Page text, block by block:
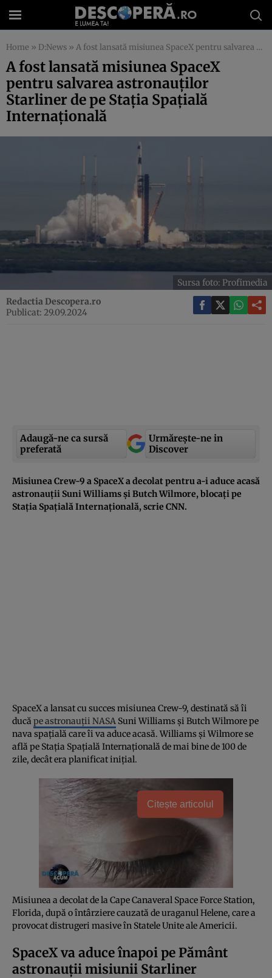
Home » D:News » A fost lansată misiunea SpaceX pentru salvarea astronauților Starliner de pe Stația Spațială Internațională
A fost lansată misiunea SpaceX
pentru salvarea astronauților
Starliner de pe Stația Spațială
Internațională
Sursa foto: Profimedia
Redactia Descopera.ro
Publicat: 29.09.2024
Adaugă-ne ca sursă
preferată
Urmărește-ne in
Discover
Misiunea Crew-9 a SpaceX a decolat pentru a-i aduce acasă
astronauții Suni Williams și Butch Wilmore, blocați pe
Stația Spațială Internațională, scrie CNN.
SpaceX a lansat cu succes misiunea Crew-9, destinată să îi
ducă pe astronauții NASA Suni Williams și Butch Wilmore pe
nava spațială care îi va aduce acasă. Williams și Wilmore se
află pe Stația Spațială Internațională de mai bine de 100 de
zile, decât era planificat inițial.
Citește articolul
Misiunea a decolat de la Cape Canaveral Space Force Station,
Florida, după o întârziere cauzată de uraganul Helene, care a
provocat distrugeri masive în Statele Unite ale Americii.
SpaceX va aduce înapoi pe Pământ
astronauții misiunii Starliner